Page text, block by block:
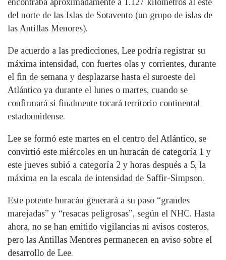
encontraba aproximadamente a 1.127 kilómetros al este
del norte de las Islas de Sotavento (un grupo de islas de
las Antillas Menores).
De acuerdo a las predicciones, Lee podría registrar su
máxima intensidad, con fuertes olas y corrientes, durante
el fin de semana y desplazarse hasta el suroeste del
Atlántico ya durante el lunes o martes, cuando se
confirmará si finalmente tocará territorio continental
estadounidense.
Lee se formó este martes en el centro del Atlántico, se
convirtió este miércoles en un huracán de categoría 1 y
este jueves subió a categoría 2 y horas después a 5, la
máxima en la escala de intensidad de Saffir-Simpson.
Este potente huracán generará a su paso “grandes
marejadas” y “resacas peligrosas”, según el NHC. Hasta
ahora, no se han emitido vigilancias ni avisos costeros,
pero las Antillas Menores permanecen en aviso sobre el
desarrollo de Lee.